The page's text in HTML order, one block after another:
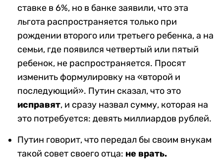
ставке в 6%, но в банке заявили, что эта
льгота распространяется только при
рождении второго или третьего ребенка, а на
семьи, где появился четвертый или пятый
ребенок, не распространяется. Просят
изменить формулировку на «второй и
последующий». Путин сказал, что это
исправят, и сразу назвал сумму, которая на
это потребуется: девять миллиардов рублей.
Путин говорит, что передал бы своим внукам
такой совет своего отца: не врать.